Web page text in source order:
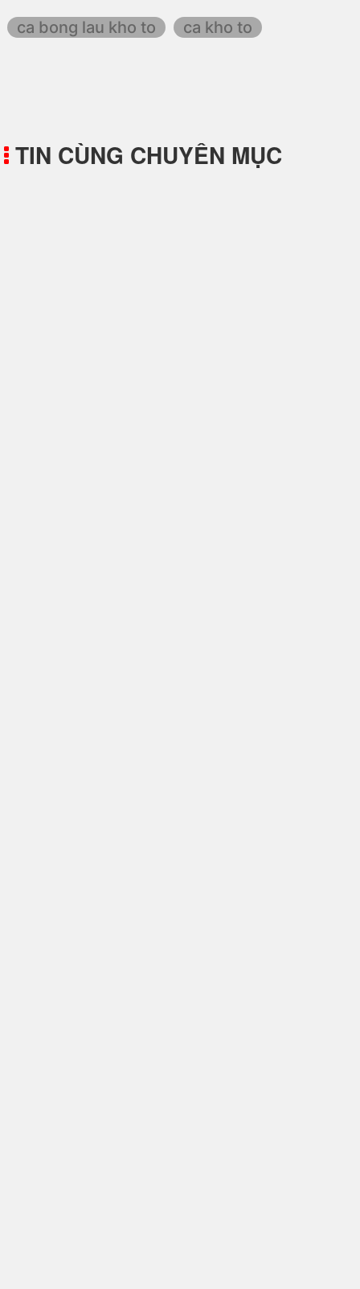
ca bong lau kho to ca kho to
TIN CÙNG CHUYÊN MỤC